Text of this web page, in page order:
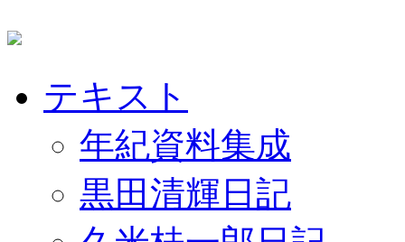
テキスト
年紀資料集成
黒田清輝日記